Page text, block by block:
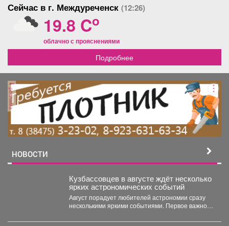
Сейчас в г. Междуреченск (12:26)
19.8 Co
облачно с прояснениями
Подробнее
реклама
НОВОСТИ
Кузбассовцев в августе ждёт несколько
ярких астрономических событий
Август порадует любителей астрономии сразу
несколькими яркими событиями. Первое важное